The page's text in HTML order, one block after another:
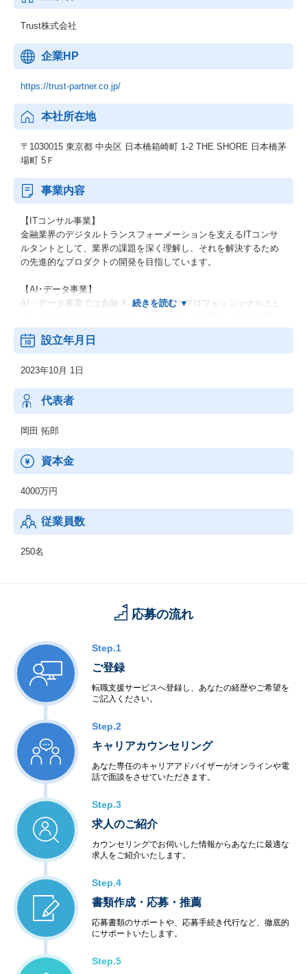
Trust株式会社
企業HP
https://trust-partner.co.jp/
本社所在地
〒1030015 東京都 中央区 日本橋箱崎町 1-2 THE SHORE 日本橋茅
場町 5Ｆ
事業内容
【ITコンサル事業】
金融業界のデジタルトランスフォーメーションを支えるITコンサ
ルタントとして、業界の課題を深く理解し、それを解決するため
の先進的なプロダクトの開発を目指しています。
【AI･データ事業】
AI・データ事業では金融 X データ活用のプロフェッショナルとし
運用までを一気通貫で支援しております。
「レガシーからデータへ」楽しく豊かな金融を実現する事務局事
業は、この思いを胸に、金融デジタルの発展をサポートしており
ます。
設立年月日
2023年10月 1日
代表者
岡田 拓郎
資本金
4000万円
従業員数
250名
応募の流れ
Step.1
ご登録
転職支援サービスへ登録し、あなたの経歴やご希望を
ご記入ください。
Step.2
キャリアカウンセリング
あなた専任のキャリアアドバイザーがオンラインや電
話で面談をさせていただきます。
Step.3
求人のご紹介
カウンセリングでお伺いした情報からあなたに最適な
求人をご紹介いたします。
Step.4
書類作成・応募・推薦
応募書類のサポートや、応募手続き代行など、徹底的
にサポートいたします。
Step.5